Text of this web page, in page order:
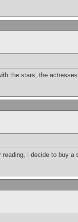
the stars, the
reading, i decide to buy a